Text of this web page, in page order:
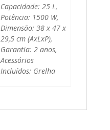
Capacidade: 25 L,
Potência: 1500 W,
Dimensão: 38 x 47 x
29,5 cm (AxLxP),
Garantia: 2 anos,
Acessórios
Incluídos: Grelha